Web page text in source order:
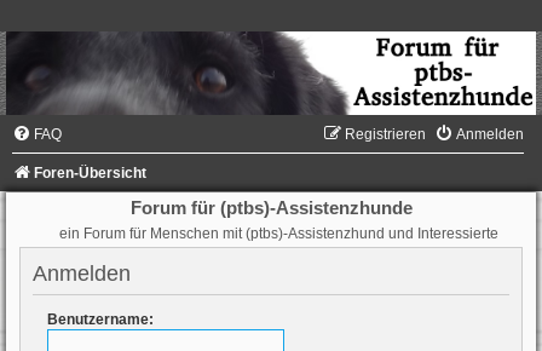
FAQ Anmelden
Registrieren
Foren-Übersicht
Forum für (ptbs)-Assistenzhunde
ein Forum für Menschen mit (ptbs)-Assistenzhund und Interessierte
Anmelden
Benutzername: